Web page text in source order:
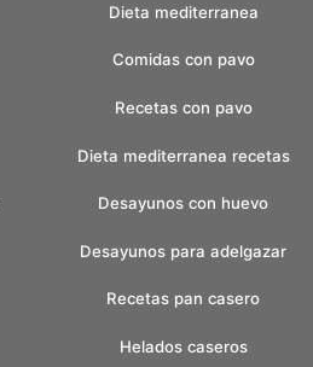
Dieta mediterranea
Comidas con pavo
Recetas con pavo
Dieta mediterranea recetas
Desayunos con huevo
Desayunos para adelgazar
Recetas pan casero
Helados caseros